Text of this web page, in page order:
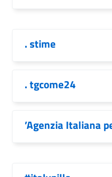
. stime
. tgcome24
’Agenzia Italiana